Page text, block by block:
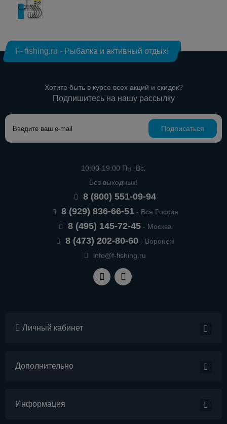
F- fishing.ru - Рыбалка и активный отдых!
Хотите быть в курсе всех акций и скидок?
Подпишитесь на нашу рассылку
Подписаться
10:00-19:00 Пн.-Вс.
Без выходных!
8 (800) 551-09-94
8 (929) 836-66-51- Вся Россия
8 (495) 145-72-45- Москва
8 (473) 202-80-60- Воронеж
info@f-fishing.ru
Личный кабинет
Дополнительно
Информация